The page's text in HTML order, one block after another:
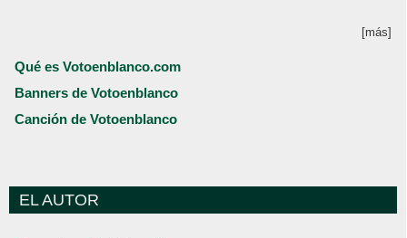
[más]
Qué es Votoenblanco.com
Banners de Votoenblanco
Canción de Votoenblanco
EL AUTOR